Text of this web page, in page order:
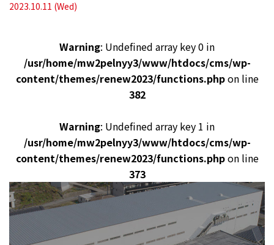
2023.10.11 (Wed)
Warning: Undefined array key 0 in
/usr/home/mw2pelnyy3/www/htdocs/cms/wp-
content/themes/renew2023/functions.phpon line
382
Warning: Undefined array key 1 in
/usr/home/mw2pelnyy3/www/htdocs/cms/wp-
content/themes/renew2023/functions.phpon line
373